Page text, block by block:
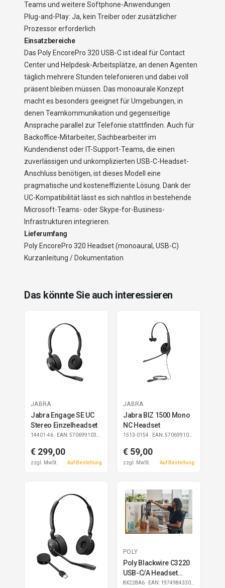
Teams und weitere Softphone-Anwendungen
Plug-and-Play: Ja, kein Treiber oder zusätzlicher
Prozessor erforderlich
Einsatzbereiche
Das Poly EncorePro 320 USB-C ist ideal für Contact
Center und Helpdesk-Arbeitsplätze, an denen Agenten
täglich mehrere Stunden telefonieren und dabei voll
präsent bleiben müssen. Das monoaurale Konzept
macht es besonders geeignet für Umgebungen, in
denen Teamkommunikation und gegenseitige
Ansprache parallel zur Telefonie stattfinden. Auch für
Backoffice-Mitarbeiter, Sachbearbeiter im
Kundendienst oder IT-Support-Teams, die einen
zuverlässigen und unkomplizierten USB-C-Headset-
Anschluss benötigen, ist dieses Modell eine
pragmatische und kosteneffiziente Lösung. Dank der
UC-Kompatibilität lässt es sich nahtlos in bestehende
Microsoft-Teams- oder Skype-for-Business-
Infrastrukturen integrieren.
Lieferumfang
Poly EncorePro 320 Headset (monoaural, USB-C)
Kurzanleitung / Dokumentation
Das könnte Sie auch interessieren
JABRA
Jabra Engage SE UC
Stereo Einzelheadset
14401-46 · EAN: 5706991030495
€ 299,00
zzgl. MwSt. Auf Bestellung
JABRA
Jabra BIZ 1500 Mono
NC Headset
1513-0154 · EAN: 5706991018974
€ 59,00
zzgl. MwSt. Auf Bestellung
POLY
Poly Blackwire C3220
USB-C/A Headset
(Bulk)
8X228A6 · EAN: 197498433073